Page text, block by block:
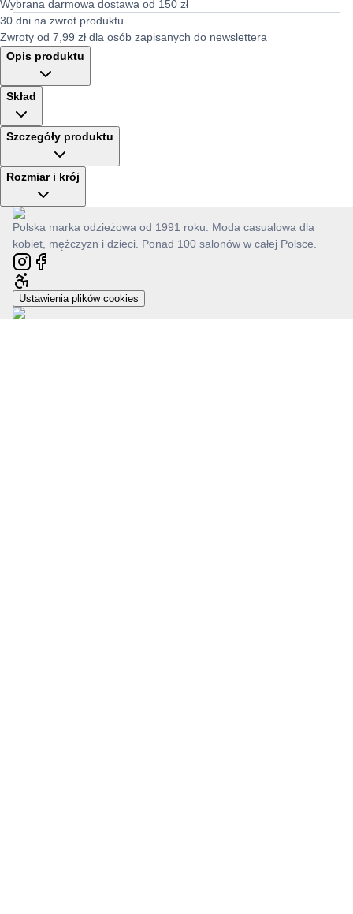
Wybrana darmowa dostawa od 150 zł
30 dni na zwrot produktu
Zwroty od 7,99 zł dla osób zapisanych do newslettera
Opis produktu
Skład
Szczegóły produktu
Rozmiar i krój
Polska marka odzieżowa od 1991 roku. Moda casualowa dla
kobiet, mężczyzn i dzieci. Ponad 100 salonów w całej Polsce.
Ustawienia plików cookies